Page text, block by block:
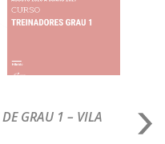
GRAU 1 – VILA